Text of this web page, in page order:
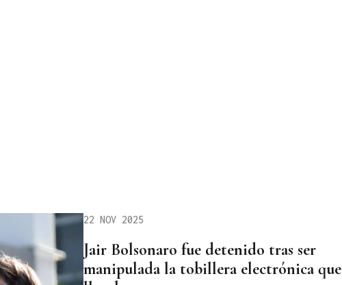
22 NOV 2025
Jair Bolsonaro fue detenido tras ser
manipulada la tobillera electrónica que